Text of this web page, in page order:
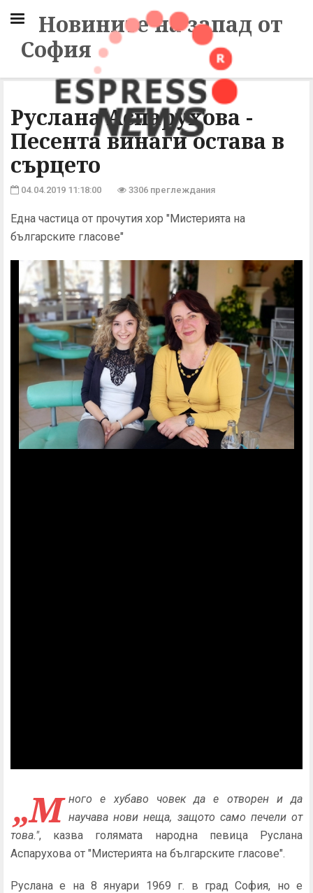
Новините на запад от
София
Руслана Аспарухова -
Песента винаги остава в
сърцето
04.04.2019 11:18:00 3306 преглеждания
Една частица от прочутия хор "Мистерията на
българските гласове"
„М ного е хубаво човек да е отворен и да
научава нови неща, защото само печели от
това.", казва голямата народна певица Руслана
Аспарухова от "Мистерията на българските гласове".
Руслана е на 8 януари 1969 г. в град София, но е